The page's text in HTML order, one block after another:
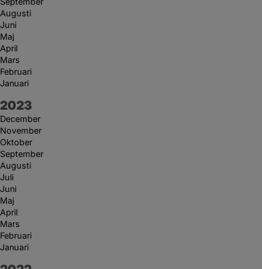
Augusti
Juni
Maj
April
Mars
Februari
Januari
År:
2023
December
November
Oktober
September
Augusti
Juli
Juni
Maj
April
Mars
Februari
Januari